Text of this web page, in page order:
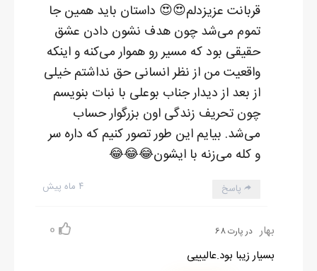
قربانت عزیزدلم😍😍 داستان باید همین جا
تموم می‌شد چون هدف نشون دادن عشق
حقیقی بود که مسیر رو هموار می‌کنه و اینکه
واقعیت من از نظر انسانی حق نداشتم خیلی
از بعد از دیدار جناب بوعلی با نبات بنویسم
چون تحریف زندگی اون بزرگوار حساب
می‌شد. بیایم این طور تصور کنیم که داره سر
و کله می‌زنه با ایشون😂😂😂
۴ ماه پیش پاسخ
بهار در پارت 68 0
بسیار زیبا بود.عالیییی